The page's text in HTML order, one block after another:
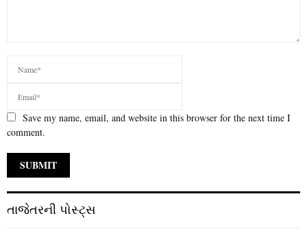
Save my name, email, and website in this browser for the next time I
comment.
તાજેતરની પોસ્ટ્સ